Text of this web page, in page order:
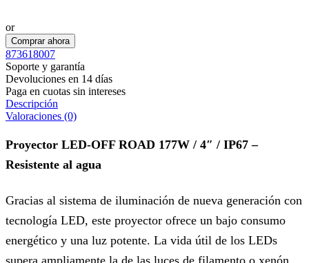
or
Comprar ahora
873618007
Soporte y garantía
Devoluciones en 14 días
Paga en cuotas sin intereses
Descripción
Valoraciones (0)
Proyector LED-OFF ROAD 177W / 4″ / IP67 –
Resistente al agua
Gracias al sistema de iluminación de nueva generación con
tecnología LED, este proyector ofrece un bajo consumo
energético y una luz potente. La vida útil de los LEDs